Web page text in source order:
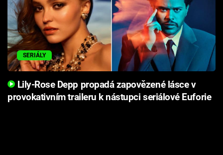
Sledujte prima+
Přihlášení
Sledujte nás
SERIÁLY
Lily-Rose Depp propadá zapovězené lásce v
provokativním traileru k nástupci seriálové Euforie